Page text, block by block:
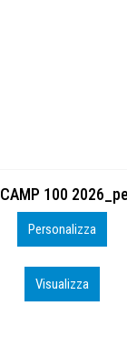
BSK600 – 5139960
Personalizza
Visualizza